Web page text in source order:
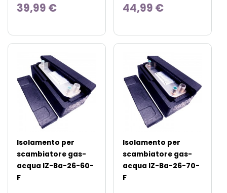
39,99 € 44,99 €
Isolamento per
scambiatore gas-
acqua IZ-Ba-26-60-
F
Isolamento per
scambiatore gas-
acqua IZ-Ba-26-70-
F